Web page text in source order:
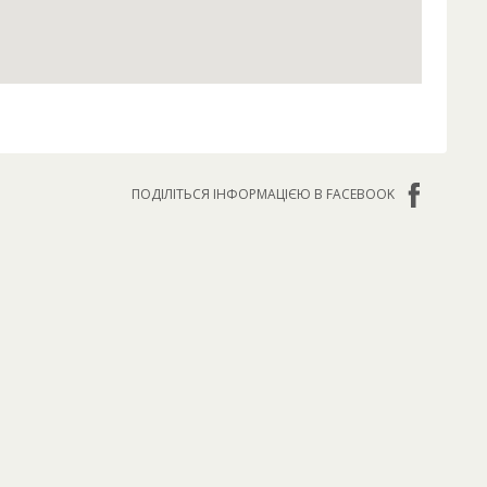
ПОДІЛІТЬСЯ ІНФОРМАЦІЄЮ В FACEBOOK